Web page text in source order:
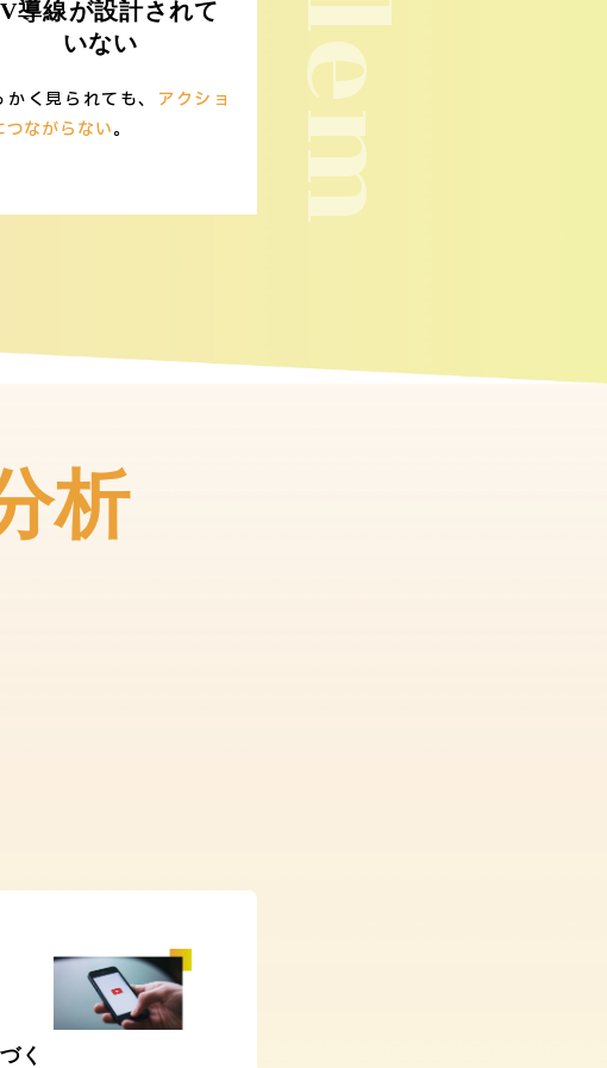
導線が設計されて
いない
かく見られても、 アクショ
つながらない。
析
く